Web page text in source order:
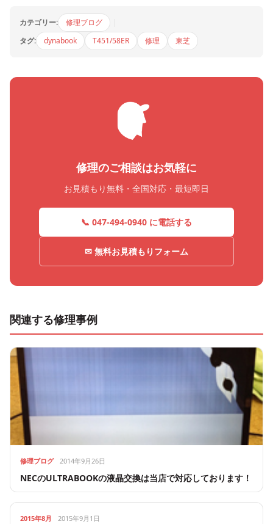
カテゴリー: 修理ブログ
タグ:
dynabook T451/58ER 修理 東芝
修理のご相談はお気軽に
お見積もり無料・全国対応・最短即日
📞 047-494-0940 に電話する
✉ 無料お見積もりフォーム
関連する修理事例
修理ブログ 2014年9月26日
NECのULTRABOOKの液晶交換は当店で対応しております！
2015年8月 2015年9月1日